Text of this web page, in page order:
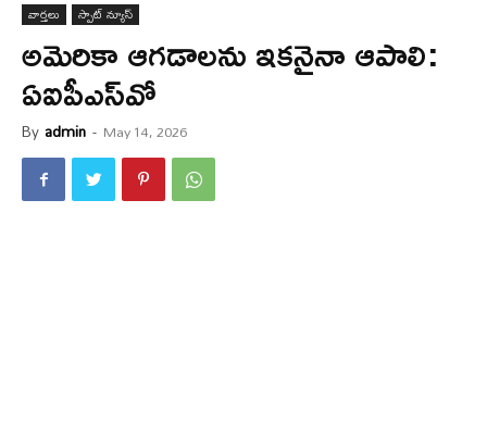
వార్త‌లు స్పాట్ న్యూస్
అమెరికా ఆగ‌డాల‌ను ఇక‌నైనా ఆపాలి:
ఏఐపీఎస్‌వో
By admin - May 14, 2026